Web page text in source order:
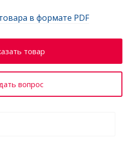
в формате PDF
товар
вопрос